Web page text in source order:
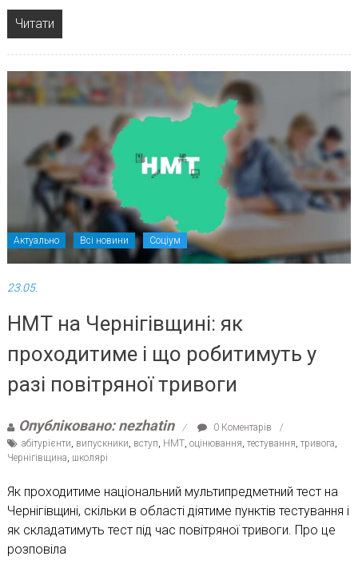
Читати
Актуально Всі новини Соціум
23.05.
НМТ на Чернігівщині: як
проходитиме і що робитимуть у
разі повітряної тривоги
Опубліковано: nezhatin
0 Коментарів
абітурієнти випускники вступ НМТ, оцінювання тестування тривога
Чернігівщина школярі
Як проходитиме національний мультипредметний тест на
Чернігівщині, скільки в області діятиме пунктів тестування і
як складатимуть тест під час повітряної тривоги. Про це
розповіла